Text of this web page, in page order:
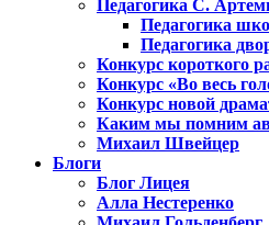
Педагогика С.
Педагогика
Педагогика
Конкурс короткого
Конкурс «Во весь
Конкурс новой
Каким мы помним
Михаил Швейцер
Блоги
Блог Лицея
Алла Нестеренко